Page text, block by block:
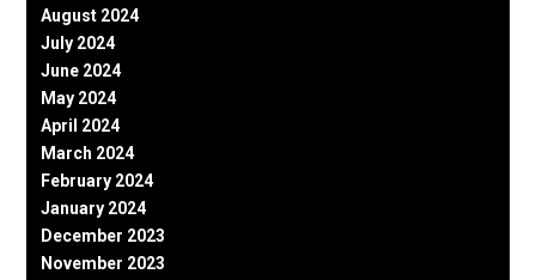
August 2024
July 2024
June 2024
May 2024
April 2024
March 2024
February 2024
January 2024
December 2023
November 2023